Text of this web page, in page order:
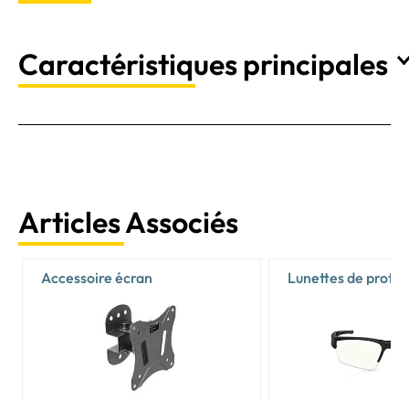
Caractéristiques principales
Articles Associés
Accessoire écran Lunettes de